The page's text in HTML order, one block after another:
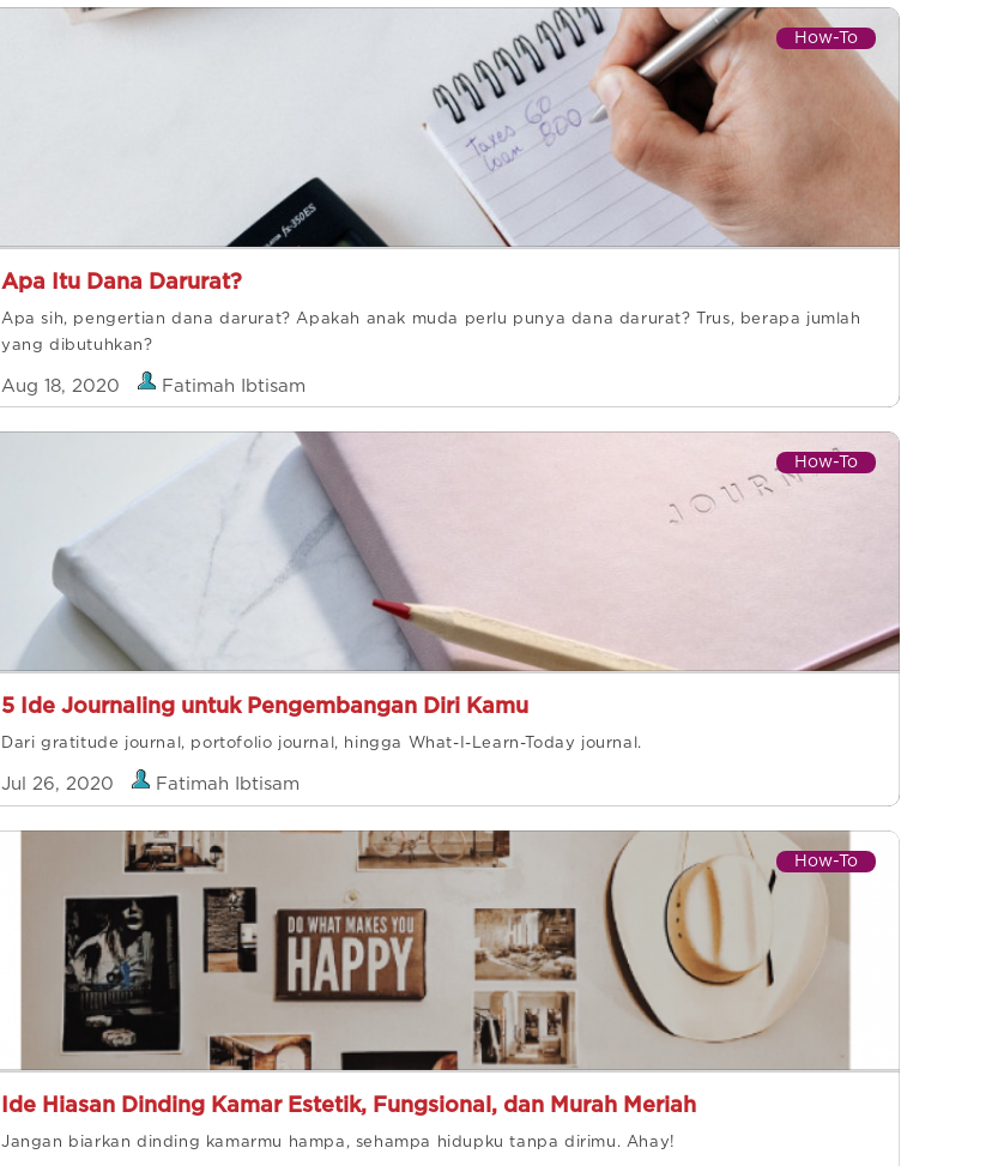
How-To
Apa Itu Dana Darurat?
Apa sih, pengertian dana darurat? Apakah anak muda perlu punya dana darurat? Trus, berapa jumlah
yang dibutuhkan?
Aug 18, 2020 Fatimah Ibtisam
How-To
5 Ide Journaling untuk Pengembangan Diri Kamu
Dari gratitude journal, portofolio journal, hingga What-I-Learn-Today journal.
Jul 26, 2020 Fatimah Ibtisam
How-To
Ide Hiasan Dinding Kamar Estetik, Fungsional, dan Murah Meriah
Jangan biarkan dinding kamarmu hampa, sehampa hidupku tanpa dirimu. Ahay!